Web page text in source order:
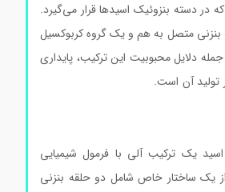
دسته بنزوئیک اسیدها قرار می‌گیرد.
متصل به هم و یک گروه کربوکسیل
دلایل محبوبیت این ترکیب، پایداری
آن است. 2- بنزوئیل بنزوئیک اسید
ساختار خاص شامل دو حلقه بنزنی